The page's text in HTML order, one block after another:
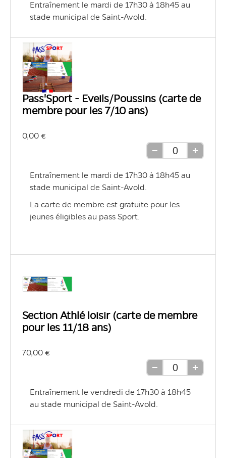
unité
Entraînement le mardi de 17h30 à 18h45 au
stade municipal de Saint-Avold.
Pass'Sport - Eveils/Poussins (carte de
membre pour les 7/10 ans)
0,00 €
Retirer
unité
Ajouter
Entraînement le mardi de 17h30 à 18h45 au
stade municipal de Saint-Avold.
La carte de membre est gratuite pour les
jeunes éligibles au pass Sport.
Section Athlé loisir (carte de membre
pour les 11/18 ans)
70,00 €
Retirer
unité
Ajouter
Entraînement le vendredi de 17h30 à 18h45
au stade municipal de Saint-Avold.